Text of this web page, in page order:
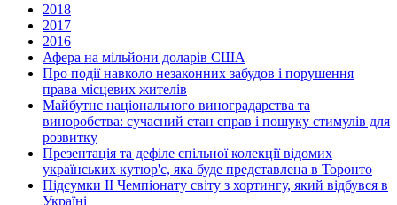
2018
2017
2016
Афера на мільйони доларів США
Про події навколо незаконних забудов і порушення
права місцевих жителів
Майбутнє національного виноградарства та
виноробства: сучасний стан справ і пошуку стимулів для
розвитку
Презентація та дефіле спільної колекції відомих
українських кутюр'є, яка буде представлена в Торонто
Підсумки ІІ Чемпіонату світу з хортингу, який відбувся в
Україні